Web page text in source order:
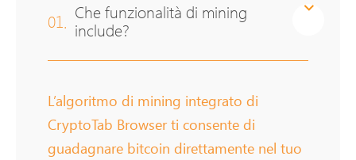
01.
Che funzionalità di mining
include?
L’algoritmo di mining integrato di
CryptoTab Browser ti consente di
guadagnare bitcoin direttamente nel tuo